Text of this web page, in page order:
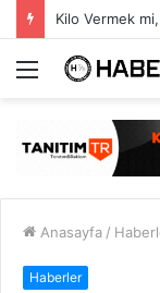
Menü
Anasayfa /
Haberler